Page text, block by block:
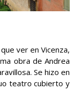
ver en Vicenza,
obra de Andrea
Se hizo en
teatro cubierto y